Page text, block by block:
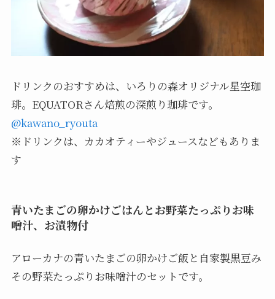
ドリンクのおすすめは、いろりの森オリジナル星空珈
琲。EQUATORさん焙煎の深煎り珈琲です。
@kawano_ryouta
※ドリンクは、カカオティーやジュースなどもありま
す
青いたまごの卵かけごはんとお野菜たっぷりお味
噌汁、お漬物付
アローカナの青いたまごの卵かけご飯と自家製黒豆み
その野菜たっぷりお味噌汁のセットです。